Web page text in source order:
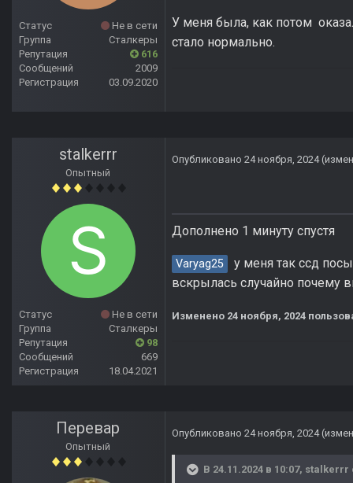
Статус
Не в сети
Группа
Сталкеры
Репутация
616
Сообщений
2009
Регистрация
03.09.2020
У меня была, как потом
стало нормально.
stalkerrr
Опытный
Статус
Не в сети
Группа
Сталкеры
Репутация
98
Сообщений
669
Регистрация
18.04.2021
Опубликовано 24 ноября, 2024
Дополнено 1 минуту спустя
Varyag25
у меня так ссд
вскрылась случайно почему
Изменено 24 ноября, 2024
Перевар
Опытный
Опубликовано 24 ноября, 2024
В 24.11.2024 в 10:07, stalkerrr